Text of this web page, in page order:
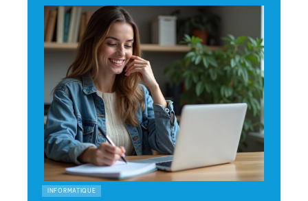
INFORMATIQUE